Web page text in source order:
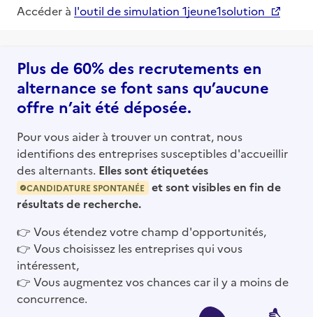
Accéder à l'outil de simulation 1jeune1solution
Plus de 60% des recrutements en
alternance se font sans qu’aucune
offre n’ait été déposée.
Pour vous aider à trouver un contrat, nous
identifions des entreprises susceptibles d'accueillir
des alternants. Elles sont étiquetées
CANDIDATURE SPONTANÉE
et sont visibles en fin de
résultats de recherche.
👉 Vous étendez votre champ d'opportunités,
👉 Vous choisissez les entreprises qui vous
intéressent,
👉 Vous augmentez vos chances car il y a moins de
concurrence.